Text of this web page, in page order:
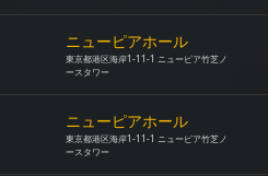
ニューピアホール
東京都港区海岸1-11-1 ニューピア竹芝ノ
ースタワー
ニューピアホール
東京都港区海岸1-11-1 ニューピア竹芝ノ
ースタワー